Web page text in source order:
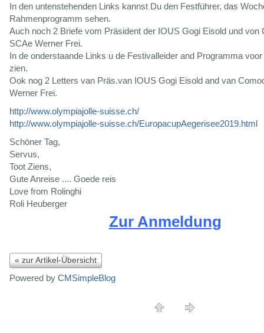
In den untenstehenden Links kannst Du den Festführer, das
Rahmenprogramm sehen.
Auch noch 2 Briefe vom Präsident der IOUS Gogi Eisold und von
SCAe Werner Frei.
In de onderstaande Links u de Festivalleider and Programma
zien.
Ook nog 2 Letters van Präs.van IOUS Gogi Eisold and van
Werner Frei.
http://www.olympiajolle-suisse.ch/
http://www.olympiajolle-suisse.ch/EuropacupAegerisee2019.html
Schöner Tag,
Servus,
Toot Ziens,
Gute Anreise .... Goede reis
Love from Rolinghi
Roli Heuberger
Zur Anmeldung
« zur Artikel-Übersicht
Powered by CMSimpleBlog